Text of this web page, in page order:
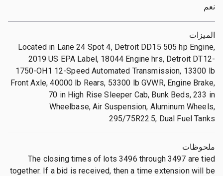
نعم
الميزات
Located in Lane 24 Spot 4, Detroit DD15 505 hp Engine,
2019 US EPA Label, 18044 Engine hrs, Detroit DT12-
1750-OH1 12-Speed Automated Transmission, 13300 lb
Front Axle, 40000 lb Rears, 53300 lb GVWR, Engine Brake,
70 in High Rise Sleeper Cab, Bunk Beds, 233 in
Wheelbase, Air Suspension, Aluminum Wheels,
295/75R22.5, Dual Fuel Tanks
ملحوظات
The closing times of lots 3496 through 3497 are tied
together. If a bid is received, then a time extension will be